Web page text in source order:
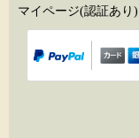
マイページ(認証あり)